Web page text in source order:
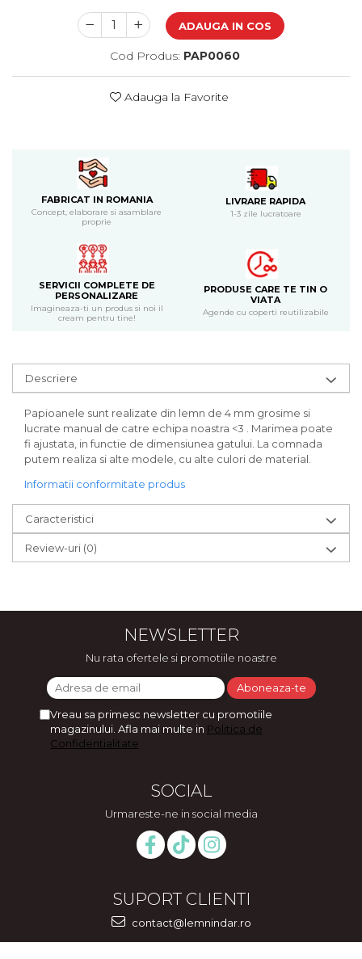
Cadouri pentru profesori
Cadouri pentru parinti
Cadouri pentru EL
Cadouri pentru iubit
Cadouri pentru cea mai buna
Cadouri pentru bunici
Cadouri personalizate pentru nasi
CERCEI ZAMAC
Ateliere - planse cu nisip colorat
ADAUGA IN COS
Cod Produs: PAP0060
Adauga la Favorite
FABRICAT IN ROMANIA
Concept, elaborare si asamblare
proprie
LIVRARE RAPIDA
1-3 zile lucratoare
SERVICII COMPLETE DE
PERSONALIZARE
Imagineaza-ti un produs si noi il
cream pentru tine!
PRODUSE CARE TE TIN O
VIATA
Agende cu coperti reutilizabile
Descriere
Papioanele sunt realizate din lemn de 4 mm grosime si
lucrate manual de catre echipa noastra <3 . Marimea poate
fi ajustata, in functie de dimensiunea gatului. La comnada
putem realiza si alte modele, cu alte culori de material.
Informatii conformitate produs
Caracteristici
Review-uri (0)
NEWSLETTER
Nu rata ofertele si promotiile noastre
Vreau sa primesc newsletter cu promotiile
magazinului. Afla mai multe in Politica de
Confidentialitate
SOCIAL
Urmareste-ne in social media
SUPORT CLIENTI
contact@lemnindar.ro